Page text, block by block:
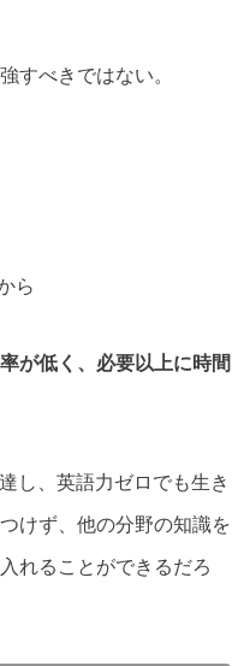
すべきではない。
ら
が低く、必要以上に時間
し、英語力ゼロでも生き
けず、他の分野の知識を
れることができるだろ